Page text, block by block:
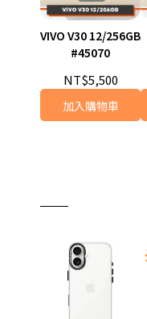
VIVO V30 12/256GB
#45070
NT$5,500
加入購物車